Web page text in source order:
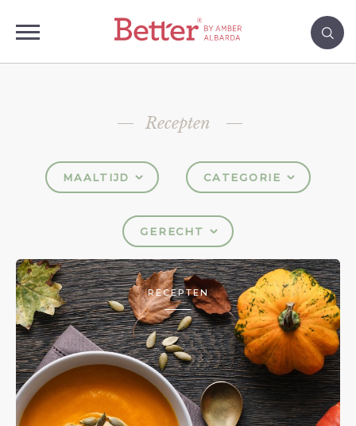
Recepten
MAALTIJD CATEGORIE
GERECHT
RECEPTEN